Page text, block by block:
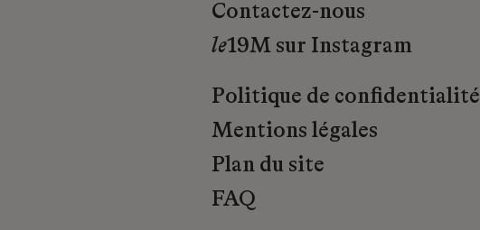
Contactez-nous
le19M sur Instagram
Politique de confidentialité
Mentions légales
Plan du site
FAQ